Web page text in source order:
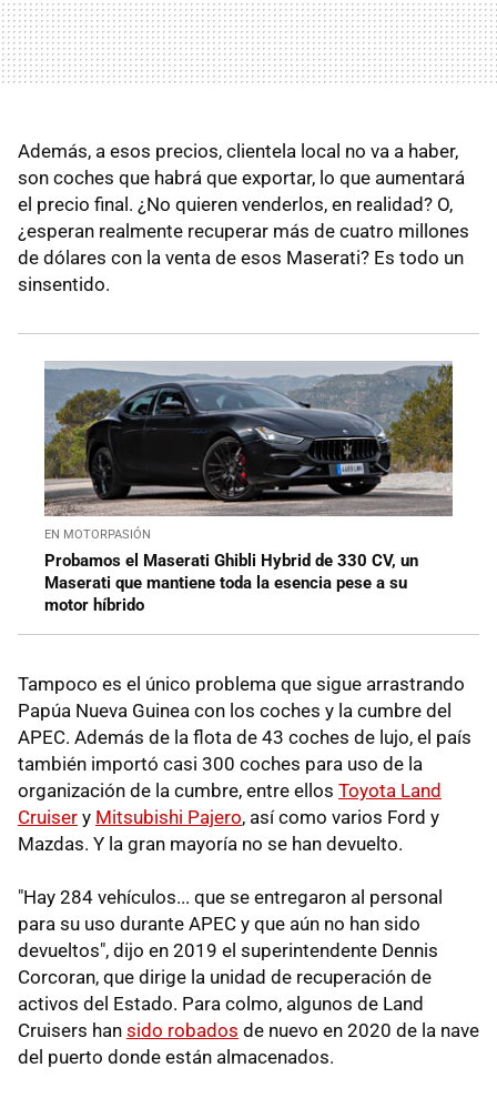
Además, a esos precios, clientela local no va a haber,
son coches que habrá que exportar, lo que aumentará
el precio final. ¿No quieren venderlos, en realidad? O,
¿esperan realmente recuperar más de cuatro millones
de dólares con la venta de esos Maserati? Es todo un
sinsentido.
EN MOTORPASIÓN
Probamos el Maserati Ghibli Hybrid de 330 CV, un
Maserati que mantiene toda la esencia pese a su
motor híbrido
Tampoco es el único problema que sigue arrastrando
Papúa Nueva Guinea con los coches y la cumbre del
APEC. Además de la flota de 43 coches de lujo, el país
también importó casi 300 coches para uso de la
organización de la cumbre, entre ellos Toyota Land
Cruiser y Mitsubishi Pajero, así como varios Ford y
Mazdas. Y la gran mayoría no se han devuelto.
"Hay 284 vehículos... que se entregaron al personal
para su uso durante APEC y que aún no han sido
devueltos", dijo en 2019 el superintendente Dennis
Corcoran, que dirige la unidad de recuperación de
activos del Estado. Para colmo, algunos de Land
Cruisers han sido robados de nuevo en 2020 de la nave
del puerto donde están almacenados.